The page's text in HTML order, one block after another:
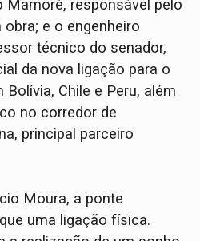
Mamoré, responsável pelo
e o engenheiro
técnico do senador,
da nova ligação para o
Chile e Peru, além
no corredor de
principal parceiro
Moura, a ponte
uma ligação física.